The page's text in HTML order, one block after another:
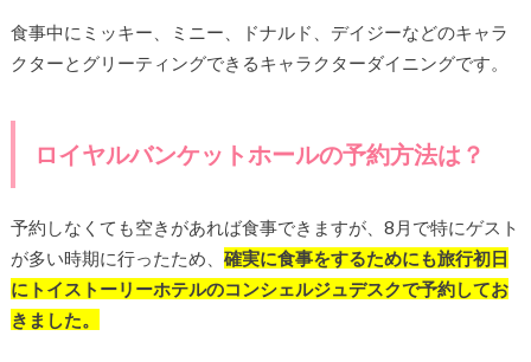
食事中にミッキー、ミニー、ドナルド、デイジーなどのキャラ
クターとグリーティングできるキャラクターダイニングです。
ロイヤルバンケットホールの予約方法は？
予約しなくても空きがあれば食事できますが、8月で特にゲスト
が多い時期に行ったため、 確実に食事をするためにも旅行初日
にトイストーリーホテルのコンシェルジュデスクで予約してお
きました。